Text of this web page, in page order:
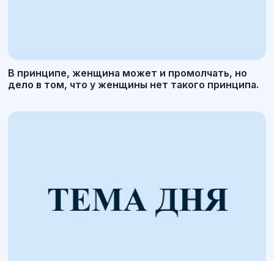
В принципе, женщина может и промолчать, но
дело в том, что у женщины нет такого принципа.